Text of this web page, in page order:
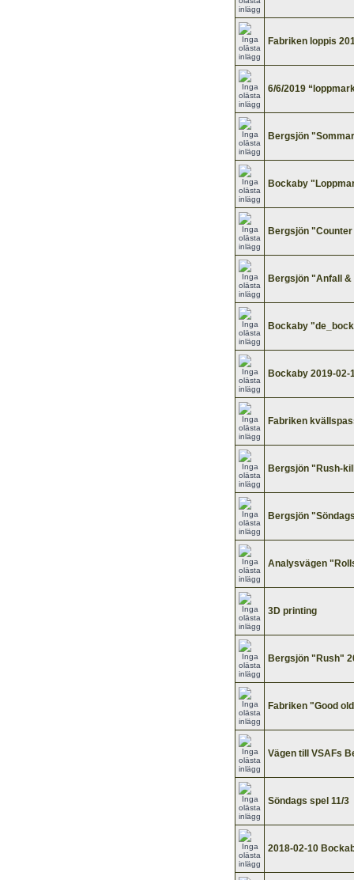
Fabriken loppis
6/6/2019
Bergsjön
Bockaby
Bergsjön
Bergsjön "Anfall
Bockaby
Bockaby 2019-02-
Fabriken
Bergsjön "Rush-
Bergsjön
Analysvägen
3D printing
Bergsjön "Rush"
Fabriken "Good
Vägen till VSAFs
Söndags spel 11/3
2018-02-10